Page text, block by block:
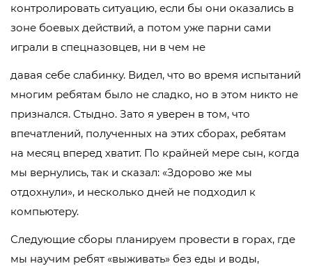
контролировать ситуацию, если бы они оказались в
зоне боевых действий, а потом уже парни сами
играли в спецназовцев, ни в чем не
давая себе слабинку. Видел, что во время испытаний
многим ребятам было не сладко, но в этом никто не
признался. Стыдно. Зато я уверен в том, что
впечатлений, полученных на этих сборах, ребятам
на месяц вперед хватит. По крайней мере сын, когда
мы вернулись, так и сказал: «Здорово же мы
отдохнули», и несколько дней не подходил к
компьютеру.
Следующие сборы планируем провести в горах, где
мы научим ребят «выживать» без еды и воды,